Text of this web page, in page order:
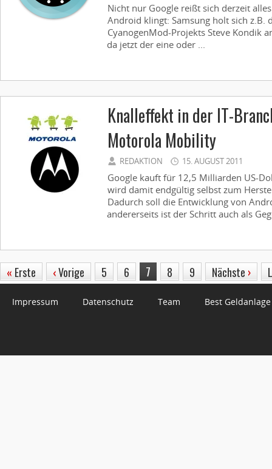
Nicht nur Google reißt sich derzeit
Android klingt: Samsung holt sich z.B.
CyanogenMod-Projekts Steve Kondik
da jetzt der eine oder ...
Knalleffekt in der IT-
Motorola Mobility
REDAKTION 15. AUGUST 2011
Google kauft für 12,5 Milliarden US-
wird damit endgültig selbst zum
Dadurch soll die Entwicklung von
andererseits ist der Schritt auch als
« Erste ‹Vorige 5 6 7 8 9 Nächste ›
Impressum Datenschutz Team Best Geldanlage